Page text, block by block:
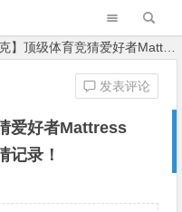
育竞猜爱好者Mattress Mack，创下7500万美元竞猜记录！
爱好者Mattress
记录！
发表评论